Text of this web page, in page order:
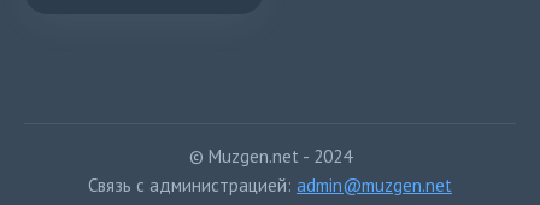
© Muzgen.net - 2024
Связь с администрацией: admin@muzgen.net